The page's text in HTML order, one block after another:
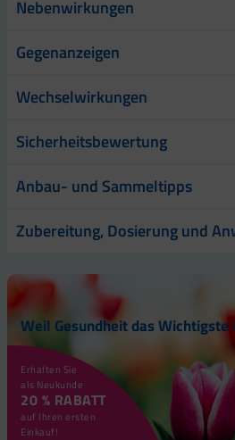
Nebenwirkungen
Gegenanzeigen
Wechselwirkungen
Sicherheitsbewertung
Anbau- und Sammeltipps
Zubereitung, Dosierung und
Weil Gesundheit das Wichtigste
Erhalten Sie
als Neukunde
20 % RABATT
auf Ihren ersten
Einkauf!